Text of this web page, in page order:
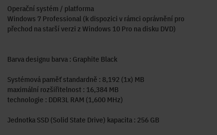
Operační systém / platforma
Windows 7 Professional (k dispozici v rámci oprávnění pro
přechod na starší verzi z Windows 10 Pro na disku DVD)
Barva designu barva : Graphite Black
Systémová paměť standardně : 8,192 (1x) MB
maximální rozšiřitelnost : 16,384 MB
technologie : DDR3L RAM (1,600 MHz)
Jednotka SSD (Solid State Drive) kapacita : 256 GB